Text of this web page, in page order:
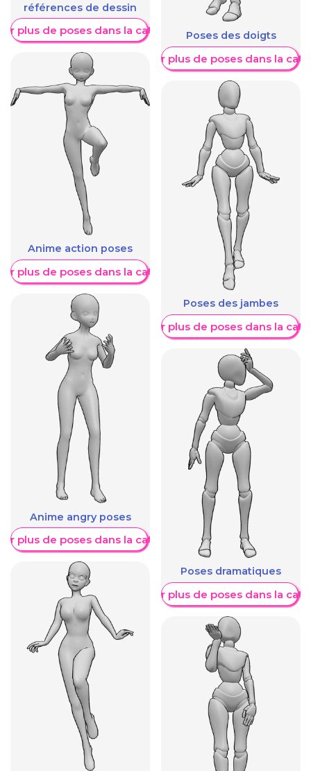
références de dessin
plus de poses dans la catégorie
Anime action poses
plus de poses dans la catégorie
Anime angry poses
plus de poses dans la catégorie
Poses des doigts
Afficher plus de poses dans la
Poses des jambes
Afficher plus de poses dans la
Poses dramatiques
Afficher plus de poses dans la